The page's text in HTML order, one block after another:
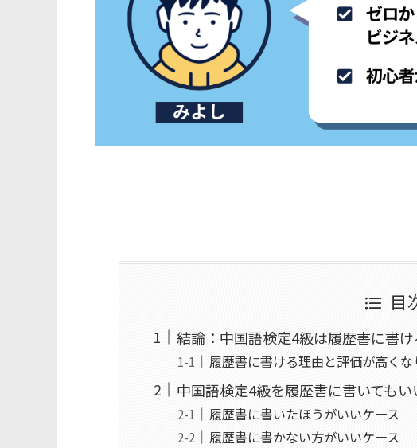
目
結論：中国語検定4級は履歴書に書
履歴書に書ける理由と評価が高く
中国語検定4級を履歴書に書いても
履歴書に書いたほうがいいケース
履歴書に書かない方がいいケース